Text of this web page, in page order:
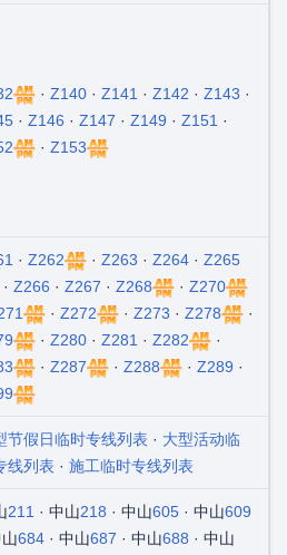
· Z140 · Z141 · Z142 · Z143 ·
· Z146 · Z147 · Z149 · Z151 ·
· Z153
· Z262 · Z263 · Z264 · Z265
· Z266 · Z267 · Z268 · Z270
· Z272 · Z273 · Z278
·
· Z280 · Z281 · Z282
·
· Z287 · Z288 · Z289 ·
节假日临时专线列表 · 大型活动临
线列表 · 施工临时专线列表
211 · 中山218 · 中山605 · 中山609
山684 · 中山687 · 中山688 · 中山